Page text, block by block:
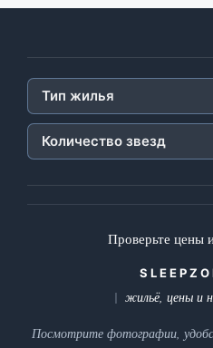
Тип жилья
Количество звезд
Проверьте цены
жильё, цены и
Посмотрите фотографии,